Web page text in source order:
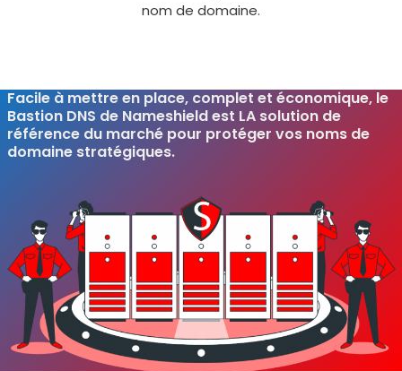
nom de domaine.
Facile à mettre en place, complet et économique, le
Bastion DNS de Nameshield est LA solution de
référence du marché pour protéger vos noms de
domaine stratégiques.